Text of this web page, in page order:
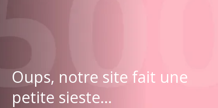
Oups, notre site fait une
petite sieste...